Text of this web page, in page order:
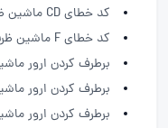
کد خطای CD ماشین ظرفشویی اسنوا
کد خطای F ماشین ظرفشویی اسنوا
برطرف کردن ارور
برطرف کردن ارور
برطرف کردن ارور